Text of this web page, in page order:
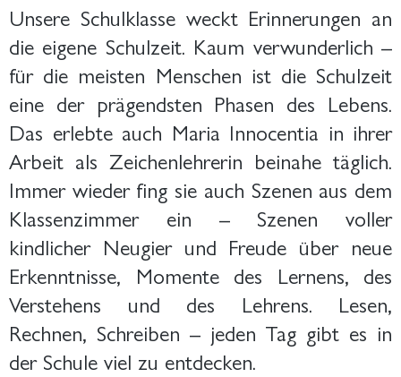
Unsere Schulklasse weckt Erinnerungen an
die eigene Schulzeit. Kaum verwunderlich –
für die meisten Menschen ist die Schulzeit
eine der prägendsten Phasen des Lebens.
Das erlebte auch Maria Innocentia in ihrer
Arbeit als Zeichenlehrerin beinahe täglich.
Immer wieder fing sie auch Szenen aus dem
Klassenzimmer ein – Szenen voller
kindlicher Neugier und Freude über neue
Erkenntnisse, Momente des Lernens, des
Verstehens und des Lehrens. Lesen,
Rechnen, Schreiben – jeden Tag gibt es in
der Schule viel zu entdecken.